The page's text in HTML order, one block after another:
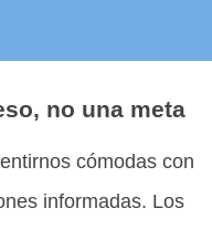
no una meta
cómodas con
informadas. Los